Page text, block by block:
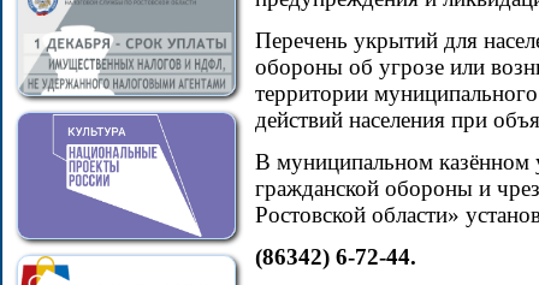
Перечень укрытий для
обороны об угрозе или
территории
действий населения при
В муниципальном казённом
гражданской обороны и
Ростовской области»
(86342) 6-72-44.